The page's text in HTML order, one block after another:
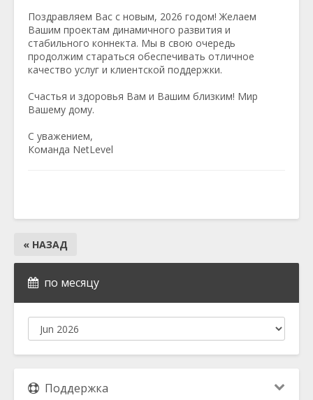
Поздравляем Вас с новым, 2026 годом! Желаем
Вашим проектам динамичного развития и
стабильного коннекта. Мы в свою очередь
продолжим стараться обеспечивать отличное
качество услуг и клиентской поддержки.
Счастья и здоровья Вам и Вашим близким! Мир
Вашему дому.
С уважением,
Команда NetLevel
« НАЗАД
по месяцу
Поддержка